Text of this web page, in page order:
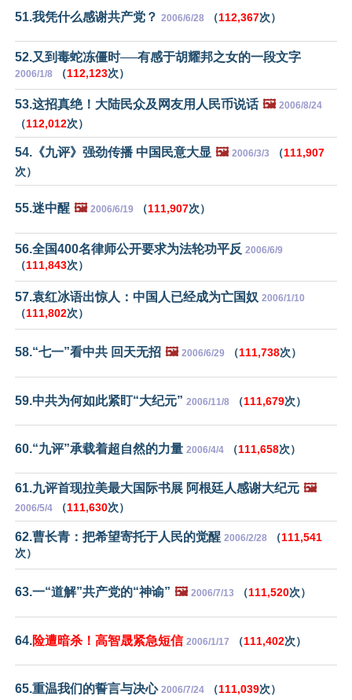
51.我凭什么感谢共产党？ 2006/6/28 （112,367次）
52.又到毒蛇冻僵时──有感于胡耀邦之女的一段文字
2006/1/8 （112,123次）
53.这招真绝！大陆民众及网友用人民币说话 🖼️ 2006/8/24
（112,012次）
54.《九评》强劲传播 中国民意大显 🖼️ 2006/3/3 （111,907
次）
55.迷中醒 🖼️ 2006/6/19 （111,907次）
56.全国400名律师公开要求为法轮功平反 2006/6/9
（111,843次）
57.袁红冰语出惊人：中国人已经成为亡国奴 2006/1/10
（111,802次）
58.“七一”看中共 回天无招 🖼️ 2006/6/29 （111,738次）
59.中共为何如此紧盯“大纪元” 2006/11/8 （111,679次）
60.“九评”承载着超自然的力量 2006/4/4 （111,658次）
61.九评首现拉美最大国际书展 阿根廷人感谢大纪元 🖼️
2006/5/4 （111,630次）
62.曹长青：把希望寄托于人民的觉醒 2006/2/28 （111,541
次）
63.一“道解”共产党的“神谕” 🖼️ 2006/7/13 （111,520次）
64.险遭暗杀！高智晟紧急短信 2006/1/17 （111,402次）
65.重温我们的誓言与决心 2006/7/24 （111,039次）